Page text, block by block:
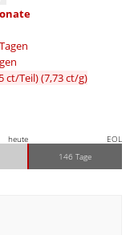
ct/Teil)(7,73 ct/g)
heute
EOL
146 Tage